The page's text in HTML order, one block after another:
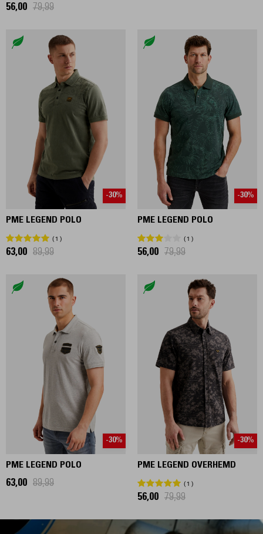
56,00 79,99
-30%
PME LEGEND POLO
1
63,00 89,99
-30%
PME LEGEND POLO
1
56,00 79,99
-30%
PME LEGEND POLO
63,00 89,99
-30%
PME LEGEND OVERHEMD
1
56,00 79,99